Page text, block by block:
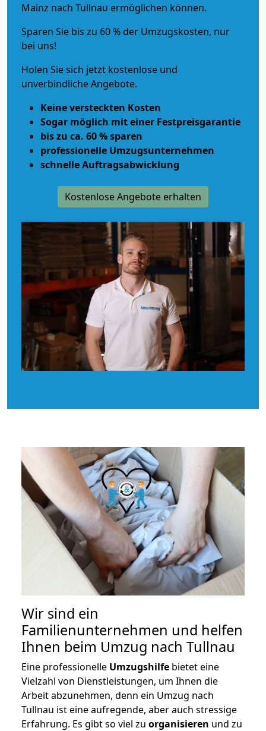
Mainz nach Tullnau ermöglichen können.
Sparen Sie bis zu 60 % der Umzugskosten, nur
bei uns!
Holen Sie sich jetzt kostenlose und
unverbindliche Angebote.
Keine versteckten Kosten
Sogar möglich mit einer Festpreisgarantie
bis zu ca. 60 % sparen
professionelle Umzugsunternehmen
schnelle Auftragsabwicklung
Kostenlose Angebote erhalten
Wir sind ein
Familienunternehmen und helfen
Ihnen beim Umzug nach Tullnau
Eine professionelle Umzugshilfe bietet eine
Vielzahl von Dienstleistungen, um Ihnen die
Arbeit abzunehmen, denn ein Umzug nach
Tullnau ist eine aufregende, aber auch stressige
Erfahrung. Es gibt so viel zu organisieren und zu